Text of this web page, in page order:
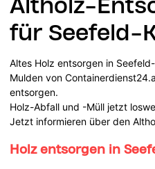
für Seefeld-
Altes Holz entsorgen in
Mulden von
entsorgen.
Holz-Abfall und -Müll jetzt
Jetzt informieren über den
Holz entsorgen in